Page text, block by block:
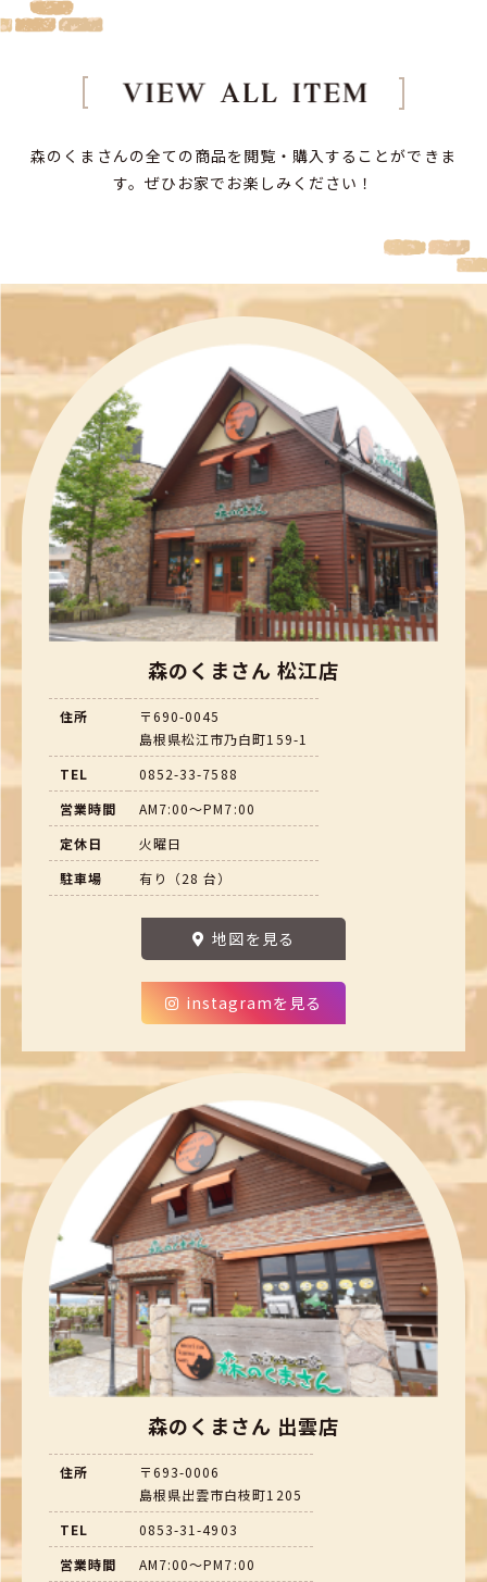
森のくまさんの全ての商品を閲覧・購入することができま
す。ぜひお家でお楽しみください！
森のくまさん 松江店
住所
〒690-0045
島根県松江市乃白町159-1
TEL
0852-33-7588
営業時間
AM7:00～PM7:00
定休日
火曜日
駐車場
有り（28 台）
地図を見る
instagramを見る
森のくまさん 出雲店
住所
〒693-0006
島根県出雲市白枝町1205
TEL
0853-31-4903
営業時間
AM7:00～PM7:00